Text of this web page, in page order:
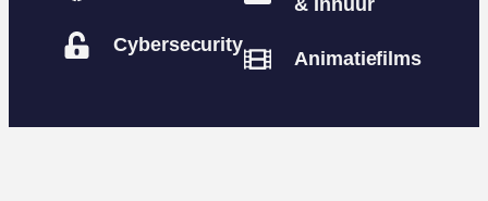
Cybersecurity
Animatiefilms